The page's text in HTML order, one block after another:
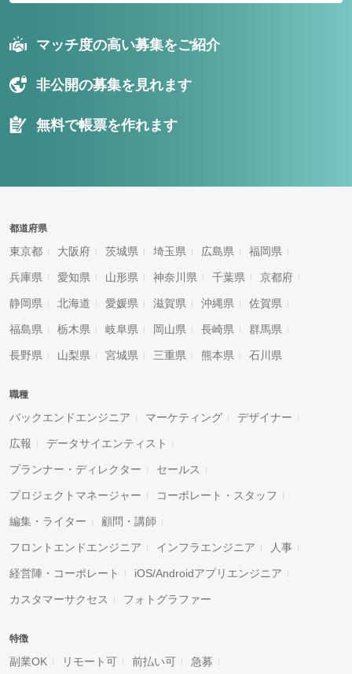
マッチ度の高い募集をご紹介
非公開の募集を見れます
無料で帳票を作れます
都道府県
東京都 大阪府 茨城県 埼玉県 広島県 福岡県
兵庫県 愛知県 山形県 神奈川県 千葉県 京都府
静岡県 北海道 愛媛県 滋賀県 沖縄県 佐賀県
福島県 栃木県 岐阜県 岡山県 長崎県 群馬県
長野県 山梨県 宮城県 三重県 熊本県 石川県
職種
バックエンドエンジニア マーケティング デザイナー
広報 データサイエンティスト
プランナー・ディレクター セールス
プロジェクトマネージャー コーポレート・スタッフ
編集・ライター 顧問・講師
フロントエンドエンジニア インフラエンジニア 人事
経営陣・コーポレート iOS/Androidアプリエンジニア
カスタマーサクセス フォトグラファー
特徴
副業OK リモート可 前払い可 急募